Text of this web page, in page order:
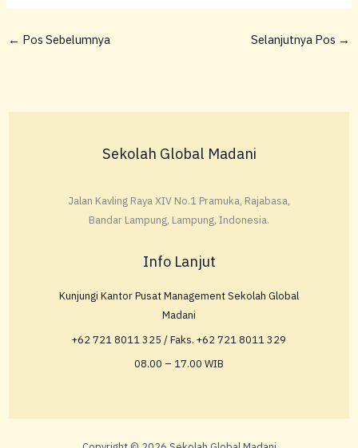
← Pos Sebelumnya Selanjutnya Pos →
Sekolah Global Madani
Jalan Kavling Raya XIV No.1 Pramuka, Rajabasa,
Bandar Lampung, Lampung, Indonesia.
Info Lanjut
Kunjungi Kantor Pusat Management Sekolah Global
Madani
+62 721 8011 325 / Faks. +62 721 8011 329
08.00 – 17.00 WIB